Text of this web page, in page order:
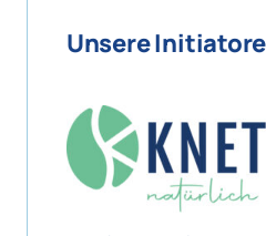
Unsere